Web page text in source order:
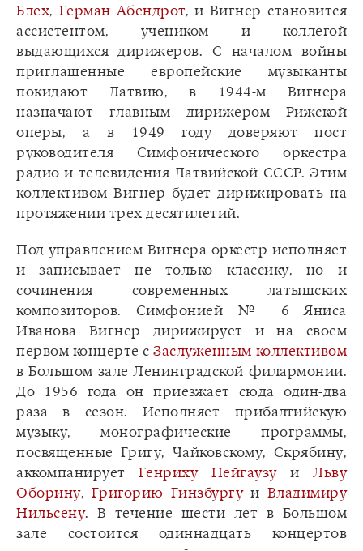
Блех, Герман Абендрот, и Вигнер становится
ассистентом, учеником и коллегой
выдающихся дирижеров. С началом войны
приглашенные европейские музыканты
покидают Латвию, в 1944-м Вигнера
назначают главным дирижером Рижской
оперы, а в 1949 году доверяют пост
руководителя Симфонического оркестра
радио и телевидения Латвийской СССР. Этим
коллективом Вигнер будет дирижировать на
протяжении трех десятилетий.
Под управлением Вигнера оркестр исполняет
и записывает не только классику, но и
сочинения современных латышских
композиторов. Симфонией № 6 Яниса
Иванова Вигнер дирижирует и на своем
первом концерте сЗаслуженным коллективом
в Большом зале Ленинградской филармонии.
До 1956 года он приезжает сюда один-два
раза в сезон. Исполняет прибалтийскую
музыку, монографические программы,
посвященные Григу, Чайковскому, Скрябину,
аккомпанирует Генриху Нейгаузуи Льву
Оборину, Григорию Гинзбургуи Владимиру
Нильсену. В течение шести лет в Большом
зале состоится одиннадцать концертов